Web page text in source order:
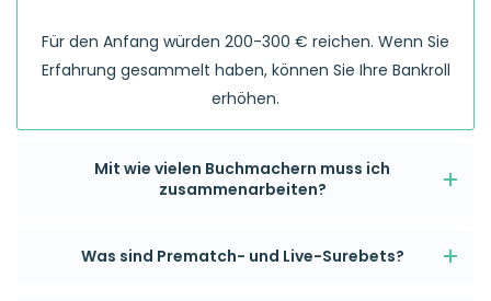
Für den Anfang würden 200-300 € reichen. Wenn Sie
Erfahrung gesammelt haben, können Sie Ihre Bankroll
erhöhen.
Mit wie vielen Buchmachern muss ich
zusammenarbeiten?
Was sind Prematch- und Live-Surebets?